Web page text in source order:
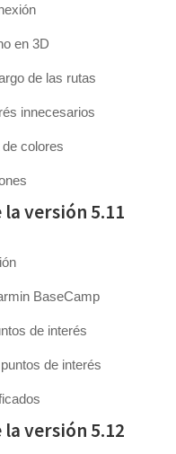
en 3D
de las rutas
innecesarios
colores
versión 5.11
BaseCamp
de interés
de interés
versión 5.12